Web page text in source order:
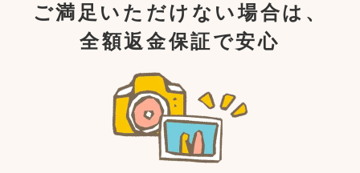
ご満足いただけない場合は、
全額返金保証で安心